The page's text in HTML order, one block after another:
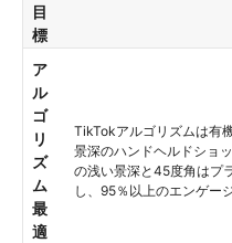
目
標
ア
ル
ゴ
リ
ズ
ム
最
適
TikTokアルゴリズムは有
景深のハンドヘルドショ
の浅い景深と45度角はプ
し、95％以上のエンゲー